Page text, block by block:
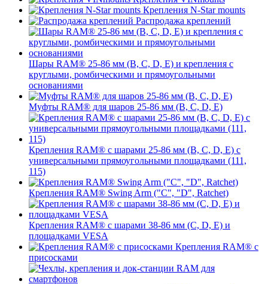
Крепления N-Star mounts
Распродажа креплений
Шары RAM® 25-86 мм (B, C, D, E) и крепления с
круглыми, ромбическими и прямоугольными
основаниями
Муфты RAM® для шаров 25-86 мм (B, C, D, E)
Крепления RAM® с шарами 25-86 мм (B, C, D, E) с
универсальными прямоугольными площадками (111,
115)
Крепления RAM® Swing Arm ("C", "D", Ratchet)
Крепления RAM® с шарами 38-86 мм (C, D, E) и
площадками VESA
Крепления RAM® с
присосками